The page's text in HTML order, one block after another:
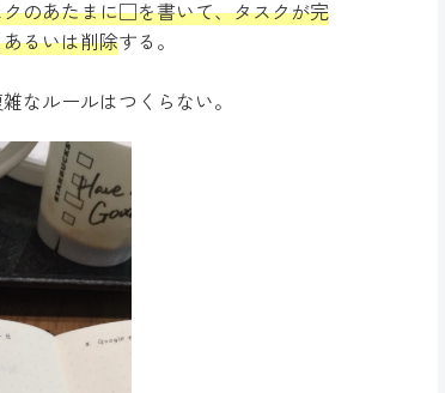
のあたまに□を書いて、タスクが完
るいは削除する。
なルールはつくらない。